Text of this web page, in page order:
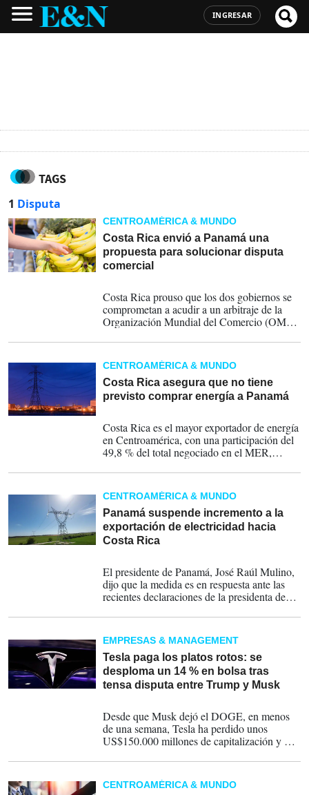
INGRESAR
TAGS
1 Disputa
CENTROAMÉRICA & MUNDO
Costa Rica envió a Panamá una
propuesta para solucionar disputa
comercial
Costa Rica prouso que los dos gobiernos se
comprometan a acudir a un arbitraje de la
Organización Mundial del Comercio (OMC)
presentó, en febrero de 2025, contra un fallo
favoreció a Costa Rica.
CENTROAMÉRICA & MUNDO
Costa Rica asegura que no tiene
previsto comprar energía a Panamá
Costa Rica es el mayor exportador de energía
en Centroamérica, con una participación del
49,8 % del total negociado en el MER,
(11 %), según el informe operativo del MER.
CENTROAMÉRICA & MUNDO
Panamá suspende incremento a la
exportación de electricidad hacia
Costa Rica
El presidente de Panamá, José Raúl Mulino,
dijo que la medida es en respuesta ante las
recientes declaraciones de la presidenta de
disputas comerciales de productos
agropecuarios.
EMPRESAS & MANAGEMENT
Tesla paga los platos rotos: se
desploma un 14 % en bolsa tras
tensa disputa entre Trump y Musk
Desde que Musk dejó el DOGE, en menos
de una semana, Tesla ha perdido unos
US$150.000 millones de capitalización y ya
valores superiores a 1 billón de dólares.
CENTROAMÉRICA & MUNDO